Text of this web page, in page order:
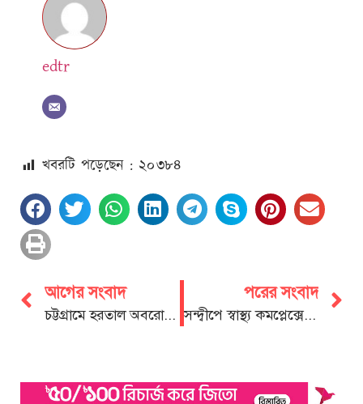
edtr
খবরটি পড়েছেন : ২০৩৮৪
আগের সংবাদ
চট্টগ্রামে হরতাল অবরোধ চলাকালে বিএনপির মিছিল ও সমাবেশ, ৪০ জন গ্রেফতার
পরের সংবাদ
সন্দ্বীপে স্বাস্থ্য কমপ্লেক্সে আইসিইউ সেবা চালুর দাবিতে ওপেন কনসার্ট ১০ নভেম্বর